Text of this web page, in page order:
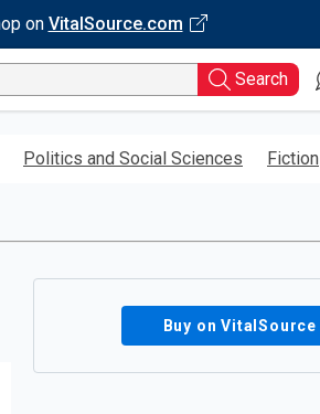
on VitalSource.com
Search
Politics and Social Sciences Fiction
Buy on VitalSource